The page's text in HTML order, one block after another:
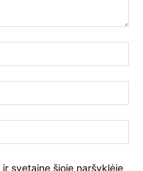
svetainę šioje naršyklėje